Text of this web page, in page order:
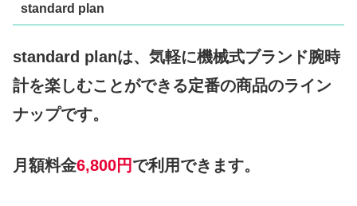
standard plan
standard planは、気軽に機械式ブランド腕時
計を楽しむことができる定番の商品のライン
ナップです。
月額料金6,800円で利用できます。